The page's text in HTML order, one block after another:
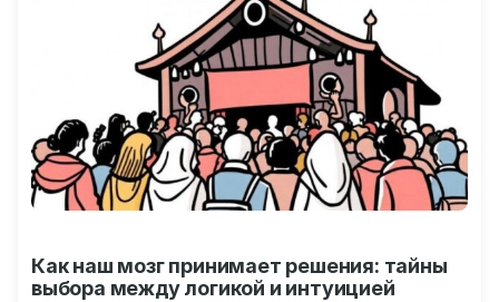
Как наш мозг принимает решения: тайны
выбора между логикой и интуицией